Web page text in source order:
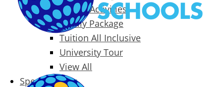
Packages & Activities
Family Package
Tuition All Inclusive
University Tour
View All
Special Offers